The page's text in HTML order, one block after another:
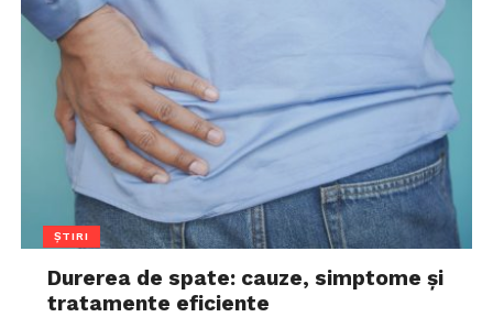
ȘTIRI
Durerea de spate: cauze, simptome și
tratamente eficiente